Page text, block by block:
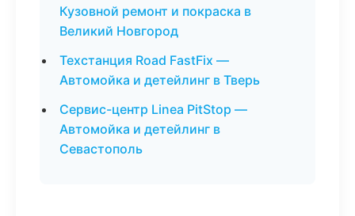
Кузовной ремонт и покраска в
Великий Новгород
Техстанция Road FastFix —
Автомойка и детейлинг в Тверь
Сервис-центр Linea PitStop —
Автомойка и детейлинг в
Севастополь